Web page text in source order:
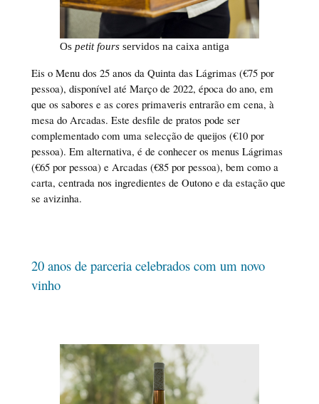
Os petit foursservidos na caixa antiga
Eis o Menu dos 25 anos da Quinta das Lágrimas (€75 por
pessoa), disponível até Março de 2022, época do ano, em
que os sabores e as cores primaveris entrarão em cena, à
mesa do Arcadas. Este desfile de pratos pode ser
complementado com uma selecção de queijos (€10 por
pessoa). Em alternativa, é de conhecer os menus Lágrimas
(€65 por pessoa) e Arcadas (€85 por pessoa), bem como a
carta, centrada nos ingredientes de Outono e da estação que
se avizinha.
20 anos de parceria celebrados com um novo
vinho